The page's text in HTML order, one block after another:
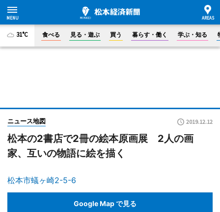
31°C 食べる 見る・遊ぶ 買う 暮らす・働く 学ぶ・知る
ニュース地図 2019.12.12
松本の2書店で2冊の絵本原画展 2人の画
家、互いの物語に絵を描く
松本市蟻ヶ崎2-5-6
Google Map で見る